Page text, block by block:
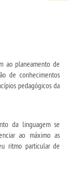
ao planeamento de
de conhecimentos
pedagógicos da
da linguagem se
ao máximo as
ritmo particular de